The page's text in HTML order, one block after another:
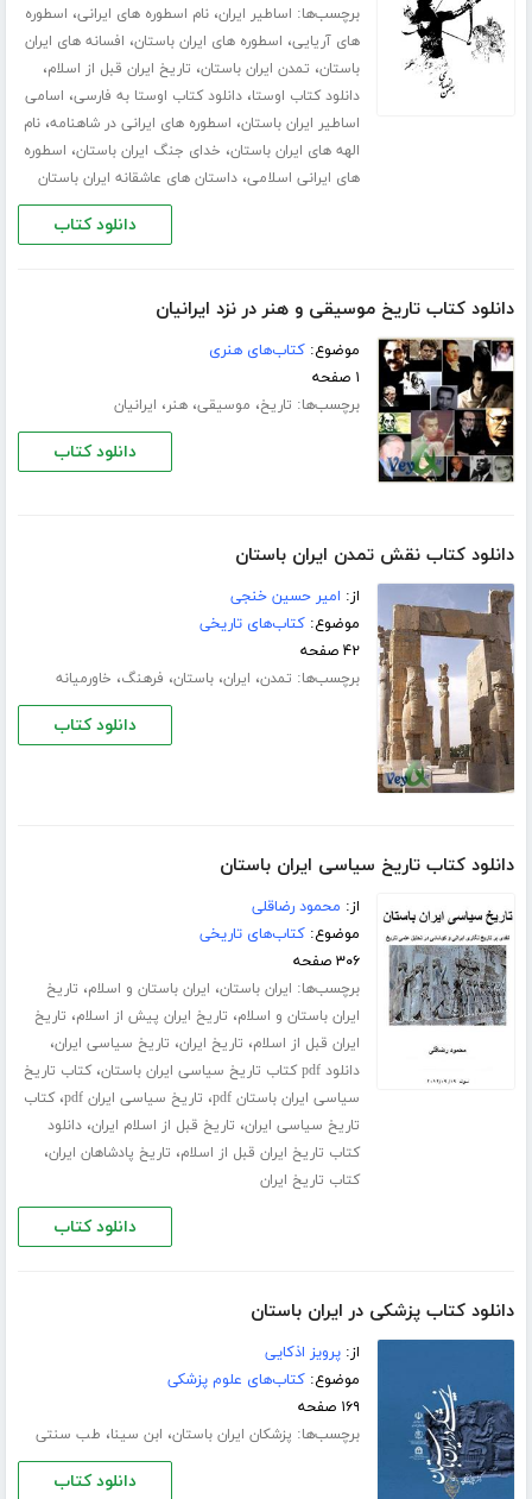
برچسب‌ها: اساطیر ایران،نام اسطوره های ایرانی، اسطوره
های آریایی، اسطوره های ایران باستان، افسانه های ایران
باستان، تمدن ایران باستان، تاریخ ایران قبل از اسلام،
دانلود کتاب اوستا،دانلود کتاب اوستا به فارسی، اسامی
اساطیر ایران باستان، اسطوره های ایرانی در شاهنامه،نام
الهه های ایران باستان، خدای جنگ ایران باستان، اسطوره
های ایرانی اسلامی،داستان های عاشقانه ایران باستان
دانلود کتاب
دانلود کتاب تاریخ موسیقی و هنر در نزد ایرانیان
موضوع:کتاب‌های هنری
۱ صفحه
برچسب‌ها: تاریخ، موسیقی،هنر، ایرانیان
دانلود کتاب
دانلود کتاب نقش تمدن ایران باستان
از: امیر حسین خنجی
موضوع:کتاب‌های تاریخی
۴۲ صفحه
برچسب‌ها: تمدن، ایران،باستان، فرهنگ، خاورمیانه
دانلود کتاب
دانلود کتاب تاریخ سیاسی ایران باستان
از: محمود رضاقلی
موضوع:کتاب‌های تاریخی
۳۰۶ صفحه
برچسب‌ها: ایران باستان، ایران باستان و اسلام، تاریخ
ایران باستان و اسلام، تاریخ ایران پیش از اسلام، تاریخ
ایران قبل از اسلام، تاریخ ایران، تاریخ سیاسی ایران،
دانلود pdf کتاب تاریخ سیاسی ایران باستان ،کتاب تاریخ
سیاسی ایران باستان pdf
، تاریخ سیاسی ایران pdf ،کتاب
تاریخ سیاسی ایران، تاریخ قبل از اسلام ایران،دانلود
کتاب تاریخ ایران قبل از اسلام، تاریخ پادشاهان ایران،
کتاب تاریخ ایران
دانلود کتاب
دانلود کتاب پزشکی در ایران باستان
از:پرویز اذکایی
موضوع:کتاب‌های علوم پزشکی
۱۶۹ صفحه
برچسب‌ها: پزشکان ایران باستان، ابن سینا، طب سنتی
دانلود کتاب